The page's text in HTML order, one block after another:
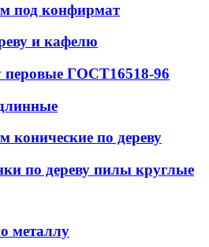
под конфирмат
и кафелю
перовые ГОСТ16518-96
конические по дереву
по дереву пилы круглые
металлу